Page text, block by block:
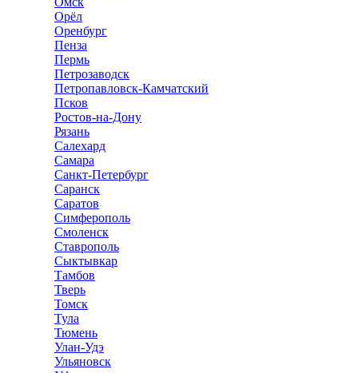
Орёл
Оренбург
Пенза
Пермь
Петрозаводск
Петропавловск-Камчатский
Псков
Ростов-на-Дону
Рязань
Салехард
Самара
Санкт-Петербург
Саранск
Саратов
Симферополь
Смоленск
Ставрополь
Сыктывкар
Тамбов
Тверь
Томск
Тула
Тюмень
Улан-Удэ
Ульяновск